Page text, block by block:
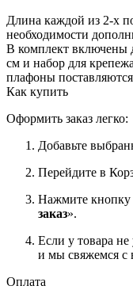
Длина каждой из 2-х
необходимости
В комплект включены
см и набор для
плафоны
Как купить
Оформить заказ легко:
Добавьте
Перейдите в
Нажмите кнопку
заказ».
Если у товара
и мы свяжемся с
Оплата